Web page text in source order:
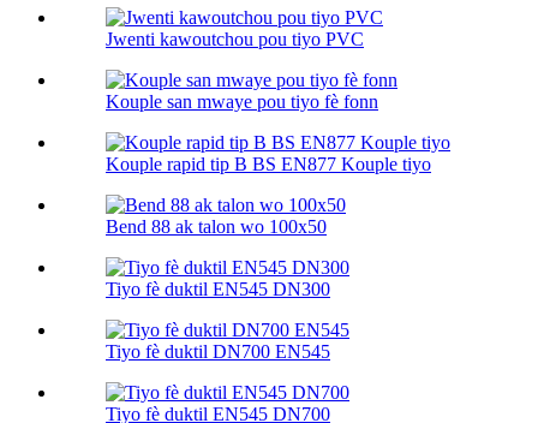
Jwenti kawoutchou pou tiyo PVC
Kouple san mwaye pou tiyo fè fonn
Kouple rapid tip B BS EN877 Kouple tiyo
Bend 88 ak talon wo 100х50
Tiyo fè duktil EN545 DN300
Tiyo fè duktil DN700 EN545
Tiyo fè duktil EN545 DN700